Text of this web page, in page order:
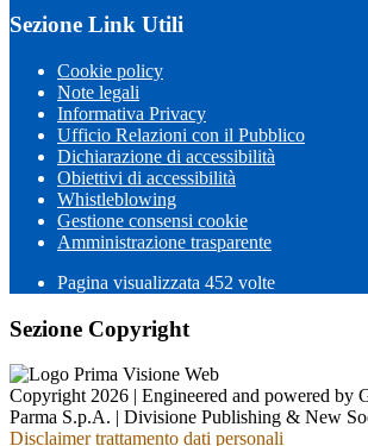
Sezione Link Utili
Cookie policy
Note legali
Informativa Privacy
Ufficio Relazioni con il Pubblico
Dichiarazione di accessibilità
Obiettivi di accessibilità
Whistleblowing
Gestione consensi cookie
Amministrazione trasparente
Pagina visualizzata 452 volte
Sezione Copyright
Copyright 2026 | Engineered and powered by
Parma S.p.A. | Divisione Publishing & New
Disclaimer trattamento dati personali